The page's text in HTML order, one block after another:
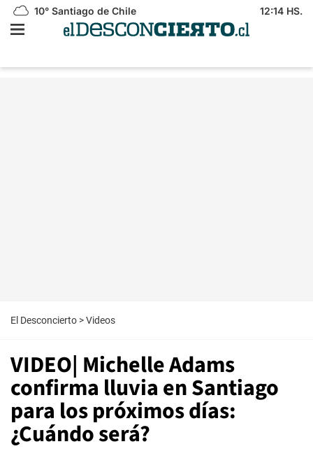
10° Santiago de Chile 12:14 HS.
El Desconcierto >Videos
VIDEO| Michelle Adams
confirma lluvia en Santiago
para los próximos días:
¿Cuándo será?